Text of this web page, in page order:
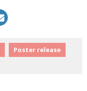
Poster release